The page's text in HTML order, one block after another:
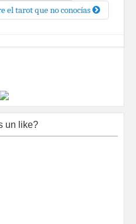
el tarot que no conocías
un like?